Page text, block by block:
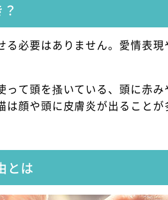
必要はありません。愛情表
て頭を搔いている、頭に赤
顔や頭に皮膚炎が出ること
とは